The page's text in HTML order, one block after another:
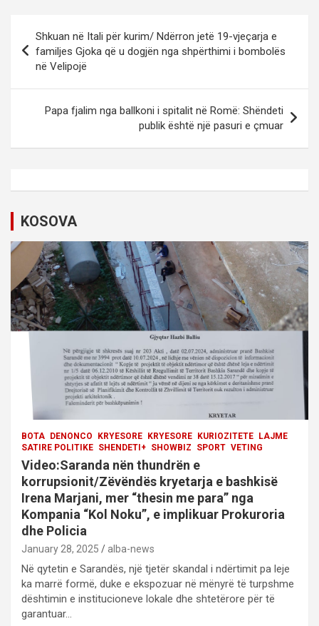
t
i
g
a
t
o
n
Shkuan në Itali për kurim/ Ndërron jetë 19-vjeçarja e
familjes Gjoka që u dogjën nga shpërthimi i bombolës
në Velipojë
Papa fjalim nga ballkoni i spitalit në Romë: Shëndeti
publik është një pasuri e çmuar
KOSOVA
BOTA DENONCO KRYESORE KRYESORE KURIOZITETE
LAJME
SATIRE POLITIKE SHENDETI+ SHOWBIZ SPORT VETING
Video:Saranda nën thundrën e
korrupsionit/Zëvëndës kryetarja e bashkisë
Irena Marjani, mer “thesin me para” nga
Kompania “Kol Noku”, e implikuar Prokuroria
dhe Policia
January 28, 2025 alba-news
Në qytetin e Sarandës, një tjetër skandal i ndërtimit pa leje
ka marrë formë, duke e ekspozuar në mënyrë të turpshme
dështimin e institucioneve lokale dhe shtetërore për të
garantuar…